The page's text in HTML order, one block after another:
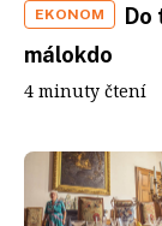
EKONOM
Do
málokdo
4 minuty čtení